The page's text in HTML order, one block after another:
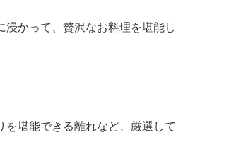
かって、贅沢なお料理を堪能し
堪能できる離れなど、厳選して